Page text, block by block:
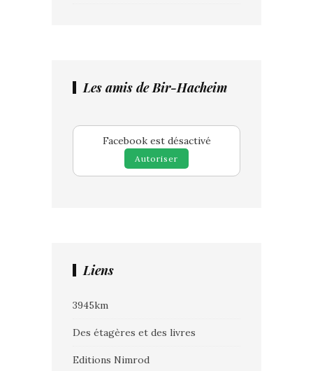
Les amis de Bir-Hacheim
Facebook est désactivé
Autoriser
Liens
3945km
Des étagères et des livres
Editions Nimrod